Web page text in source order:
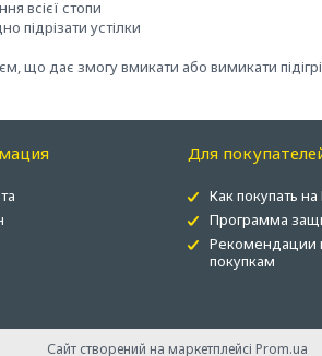
всієї стопи
підрізати устілки
що дає змогу вмикати або вимикати
Для
Как покупать
Программа
Рекомендации
покупкам
Сайт створений на маркетплейсі Prom.ua